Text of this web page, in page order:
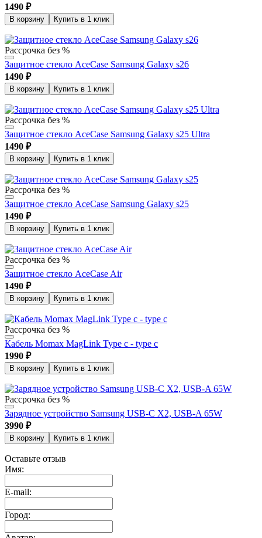
1490 ₽
В корзину Купить в 1 клик
Рассрочка без %
Защитное стекло AceCase Samsung Galaxy s26
1490 ₽
В корзину Купить в 1 клик
Рассрочка без %
Защитное стекло AceCase Samsung Galaxy s25 Ultra
1490 ₽
В корзину Купить в 1 клик
Рассрочка без %
Защитное стекло AceCase Samsung Galaxy s25
1490 ₽
В корзину Купить в 1 клик
Рассрочка без %
Защитное стекло AceCase Air
1490 ₽
В корзину Купить в 1 клик
Рассрочка без %
Кабель Momax MagLink Type c - type c
1990 ₽
В корзину Купить в 1 клик
Рассрочка без %
Зарядное устройство Samsung USB-C X2, USB-A 65W
3990 ₽
В корзину Купить в 1 клик
Оставьте отзыв
Имя:
E-mail:
Город: